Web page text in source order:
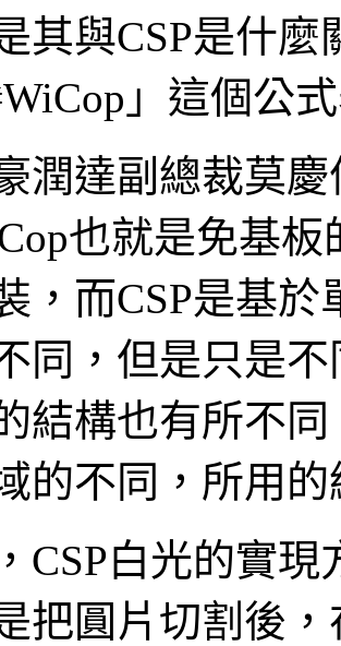
其與CSP是什
」這個公
潤達副總裁莫
也就是免基
，而CSP是基
同，但是只是不
結構也有所不
的不同，所用
CSP白光的實
把圓片切割後